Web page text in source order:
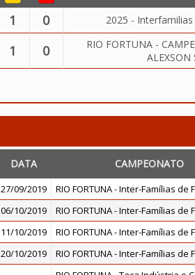
1 0 2025 - Interfamilias
1 0
RIO FORTUNA -
ALEXSON
DATA CAMPEONATO
27/09/2019 RIO FORTUNA - Inter-Famílias de
06/10/2019
RIO FORTUNA - Inter-Famílias de
11/10/2019
RIO FORTUNA - Inter-Famílias de
20/10/2019
RIO FORTUNA - Inter-Famílias de